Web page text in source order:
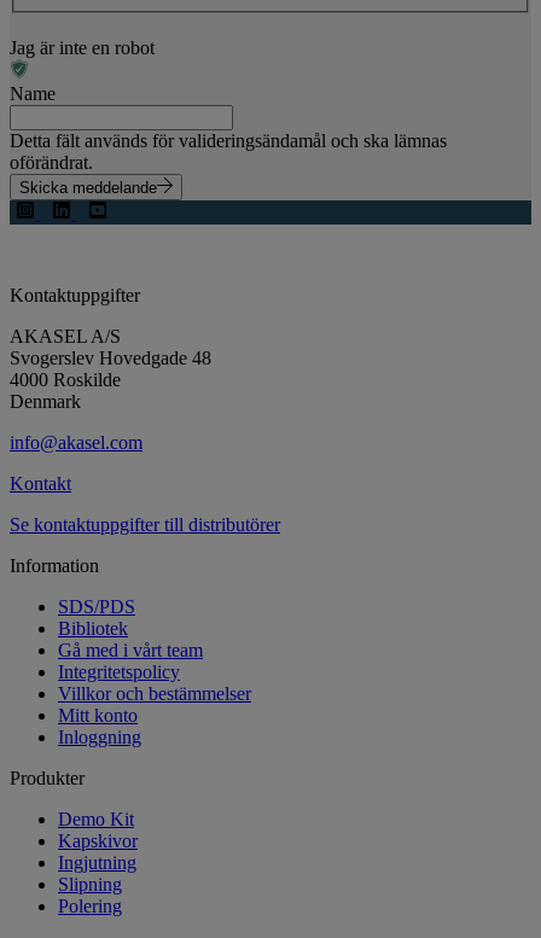
Jag är inte en robot
Name
Detta fält används för valideringsändamål och ska lämnas
oförändrat.
Skicka meddelande
Kontaktuppgifter
AKASEL A/S
Svogerslev Hovedgade 48
4000 Roskilde
Denmark
info@akasel.com
Kontakt
Se kontaktuppgifter till distributörer
Information
SDS/PDS
Bibliotek
Gå med i vårt team
Integritetspolicy
Villkor och bestämmelser
Mitt konto
Inloggning
Produkter
Demo Kit
Kapskivor
Ingjutning
Slipning
Polering